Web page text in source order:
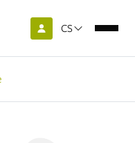
CS